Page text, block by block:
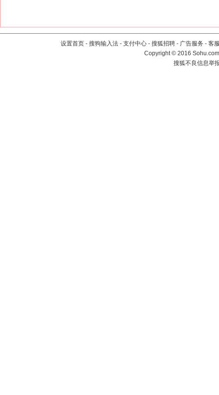
设置首页 - 搜狗输入法 - 支付中心 - 搜狐招聘 - 广告服务 - 客
Copyright©2016
搜狐不良信息举